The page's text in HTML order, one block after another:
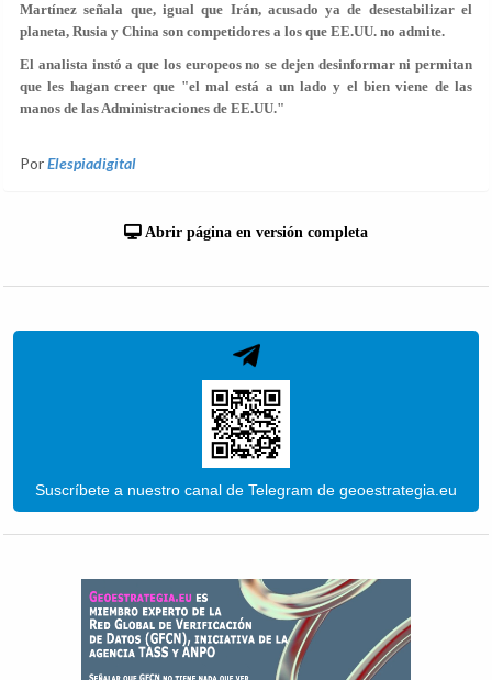
Martínez señala que, igual que Irán, acusado ya de desestabilizar el
planeta, Rusia y China son competidores a los que EE.UU. no admite.
El analista instó a que los europeos no se dejen desinformar ni permitan
que les hagan creer que "el mal está a un lado y el bien viene de las
manos de las Administraciones de EE.UU."
PorElespiadigital
Abrir página en versión completa
Suscríbete a nuestro canal de Telegram de geoestrategia.eu